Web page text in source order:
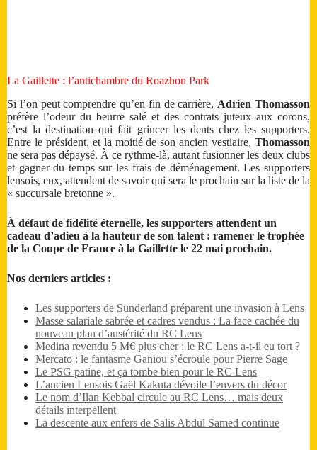
La Gaillette : l’antichambre du Roazhon Park
Si l’on peut comprendre qu’en fin de carrière, Adrien Thomasson
préfère l’odeur du beurre salé et des contrats juteux aux corons,
c’est la destination qui fait grincer les dents chez les supporters.
Entre le président, et la moitié de son ancien vestiaire, Thomasson
ne sera pas dépaysé. À ce rythme-là, autant fusionner les deux clubs
et gagner du temps sur les frais de déménagement. Les supporters
lensois, eux, attendent de savoir qui sera le prochain sur la liste de la
« succursale bretonne ».
À défaut de fidélité éternelle, les supporters attendent un
cadeau d’adieu à la hauteur de son talent : ramener le trophée
de la Coupe de France à la Gaillette le 22 mai prochain.
Nos derniers articles :
Les supporters de Sunderland préparent une invasion à Lens
Masse salariale sabrée et cadres vendus : La face cachée du
nouveau plan d’austérité du RC Lens
Medina revendu 5 M€ plus cher : le RC Lens a-t-il eu tort ?
Mercato : le fantasme Ganiou s’écroule pour Pierre Sage
Le PSG patine, et ça tombe bien pour le RC Lens
L’ancien Lensois Gaël Kakuta dévoile l’envers du décor
Le nom d’Ilan Kebbal circule au RC Lens… mais deux
détails interpellent
La descente aux enfers de Salis Abdul Samed continue